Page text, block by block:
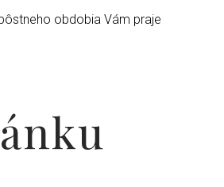
obdobia Vám praje